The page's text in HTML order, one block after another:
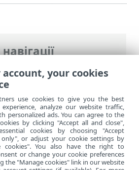
ESET>ESET Server
Безпека контейнера
версію
account, your cookies
use cookies to give you the best
analyze our website traffic,
personalized ads. You can agree to the
by clicking "Accept all and close",
cookies by choosing "Accept
only", or adjust your cookie settings by
cookies". You also have the right to
or change your cookie preferences
the "Manage cookies" link in our website